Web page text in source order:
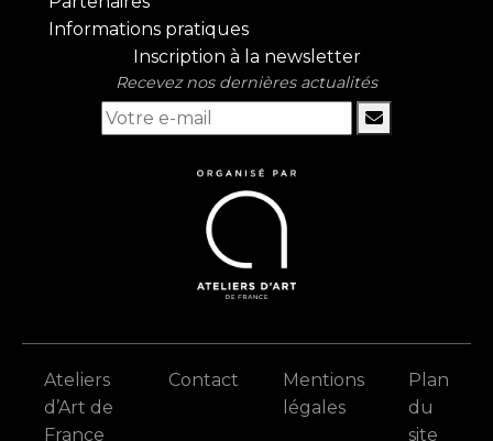
Informations pratiques
Inscription à la newsletter
Recevez nos dernières actualités
Ateliers
d’Art de
France
Contact
Mentions
légales
Plan
du
site